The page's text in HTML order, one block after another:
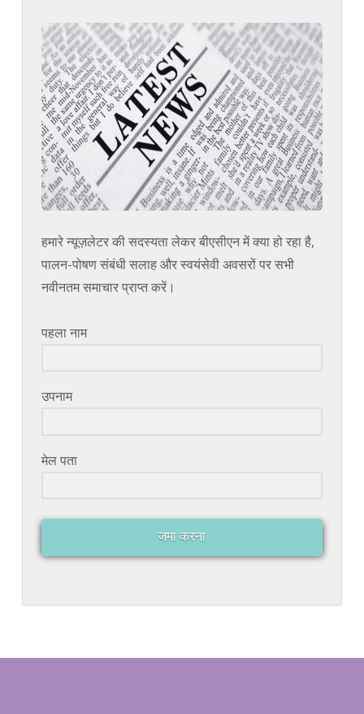
हमारे न्यूज़लेटर की सदस्यता लेकर बीएसीएन में क्या हो रहा है,
पालन-पोषण संबंधी सलाह और स्वयंसेवी अवसरों पर सभी
नवीनतम समाचार प्राप्त करें।
पहला नाम
उपनाम
मेल पता
जमा करना